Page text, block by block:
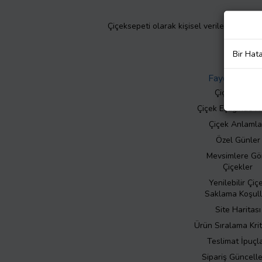
Çiçeksepeti olarak kişisel verilerinizin
Faydalı Bilgiler
Çiçek Bakımı
Çiçek Eşliğinde
Çiçek
Özel Günler
Mevsimlere
Çiçekler
Yenilebilir
Saklama
Site Haritası
Ürün Sıralama
Teslimat
Sipariş
Bir